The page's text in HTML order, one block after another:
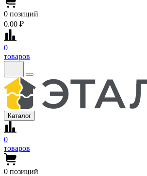
0 позиций
0.00 ₽
0
товаров
Каталог
0
товаров
0 позиций